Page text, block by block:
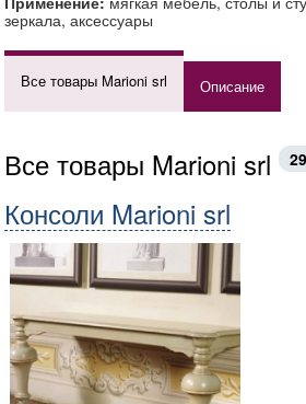
зеркала, аксессуары
Все товары Marioni srl Описание
Все товары Marioni srl
Консоли Marioni srl